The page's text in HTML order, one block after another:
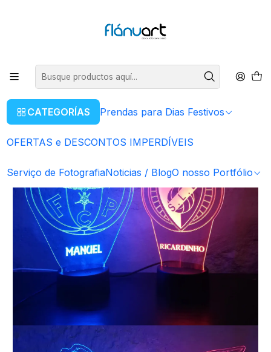
CATEGORÍAS Prendas para Dias Festivos
OFERTAS e DESCONTOS IMPERDÍVEIS
Serviço de FotografiaNoticias / BlogO nosso Portfólio
Artigos Personalizados Candeeiros Led